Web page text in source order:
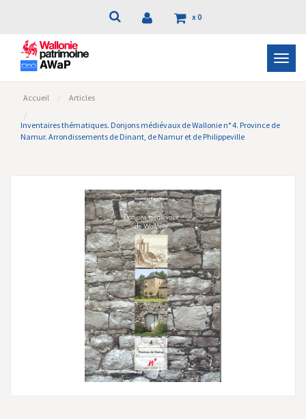
x0
la
Accueil Articles
Inventaires thématiques. Donjons médiévaux de Wallonie n° 4. Province de
Namur. Arrondissements de Dinant, de Namur et de Philippeville